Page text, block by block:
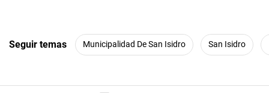
Seguir temas Municipalidad De San Isidro San Isidro